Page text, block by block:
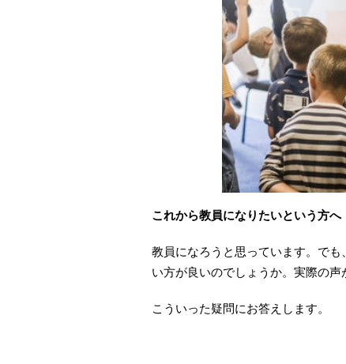
これから教員になりたいという方へ
教員になろうと思っています。で
い方が良いのでしょうか。実際の声
こういった疑問にお答えします。